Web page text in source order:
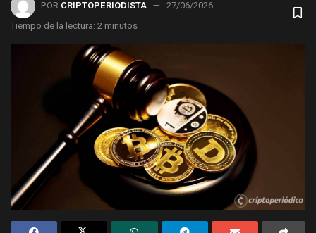
POR CRIPTOPERIODISTA
27/06/2026
Tiempo de la lectura: 2 minutos